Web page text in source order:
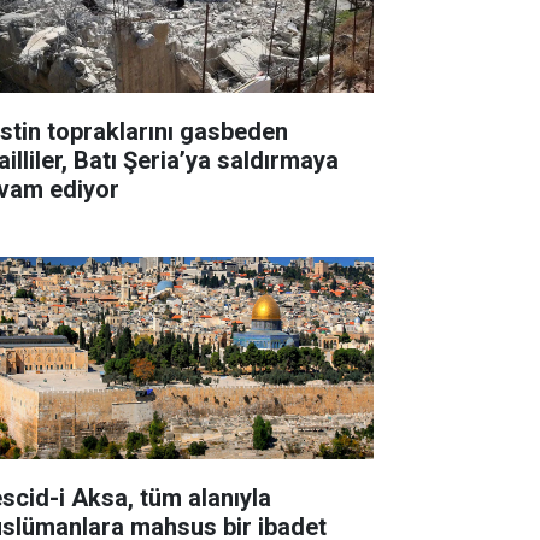
topraklarını gasbeden
Batı Şeria’ya saldırmaya
ediyor
i Aksa, tüm alanıyla
mahsus bir ibadet